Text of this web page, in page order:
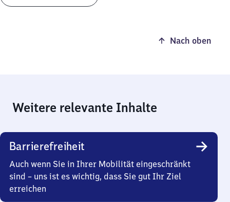
Nach oben
Weitere relevante Inhalte
Barrierefreiheit
Auch wenn Sie in Ihrer Mobilität eingeschränkt
sind – uns ist es wichtig, dass Sie gut Ihr Ziel
erreichen